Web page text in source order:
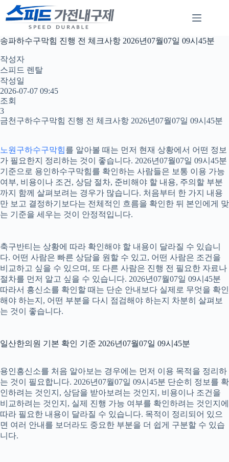
문
로
건
너
뛰
기
송파하수구막힘 진행 전 체크사항 2026년07월07일 09시45분
작성자
스피드 렌탈
작성일
2026-07-07 09:45
조회
3
금천구하수구막힘 진행 전 체크사항 2026년07월07일 09시45분
노원구하수구막힘를 알아볼 때는 먼저 현재 상황에서 어떤 정보
가 필요한지 정리하는 것이 좋습니다. 2026년07월07일 09시45분
기준으로 용인하수구막힘를 확인하는 사람들은 보통 이용 가능
여부, 비용이나 조건, 상담 절차, 준비해야 할 내용, 주의할 부분
까지 함께 살펴보려는 경우가 많습니다. 처음부터 한 가지 내용
만 보고 결정하기보다는 전체적인 흐름을 확인한 뒤 본인에게 맞
는 기준을 세우는 것이 안정적입니다.
축구반티는 상황에 따라 확인해야 할 내용이 달라질 수 있습니
다. 어떤 사람은 빠른 상담을 원할 수 있고, 어떤 사람은 조건을
비교하고 싶을 수 있으며, 또 다른 사람은 진행 전 필요한 자료나
절차를 먼저 알고 싶을 수 있습니다. 2026년07월07일 09시45분
따라서 흥신소를 확인할 때는 단순 안내보다 실제로 무엇을 확인
해야 하는지, 어떤 부분을 다시 점검해야 하는지 차분히 살펴보
는 것이 좋습니다.
일산한의원 기본 확인 기준 2026년07월07일 09시45분
용인흥신소를 처음 알아보는 경우에는 먼저 이용 목적을 정리하
는 것이 필요합니다. 2026년07월07일 09시45분 단순히 정보를 확
인하려는 것인지, 상담을 받아보려는 것인지, 비용이나 조건을
비교하려는 것인지, 실제 진행 가능 여부를 확인하려는 것인지에
따라 필요한 내용이 달라질 수 있습니다. 목적이 정리되어 있으
면 여러 안내를 보더라도 중요한 부분을 더 쉽게 구분할 수 있습
니다.